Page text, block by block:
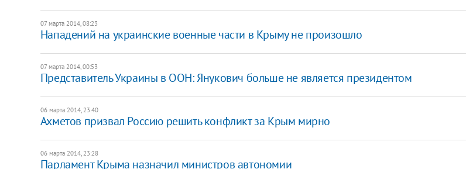
07 марта 2014, 08:23
Нападений на украинские военные части в Крыму не произошло
07 марта 2014, 00:53
Представитель Украины в ООН: Янукович больше не является президентом
06 марта 2014, 23:40
Ахметов призвал Россию решить конфликт за Крым мирно
06 марта 2014, 23:28
Парламент Крыма назначил министров автономии